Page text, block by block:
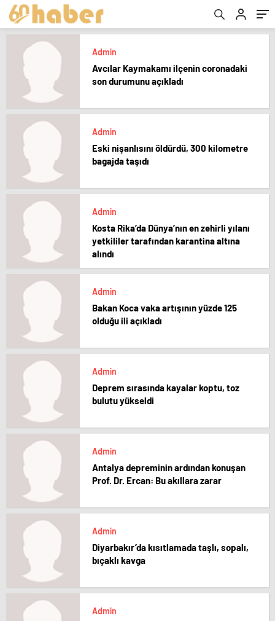
Admin
Avcılar Kaymakamı ilçenin coronadaki
son durumunu açıkladı
Admin
Eski nişanlısını öldürdü, 300 kilometre
bagajda taşıdı
Admin
Kosta Rika’da Dünya’nın en zehirli yılanı
yetkililer tarafından karantina altına
alındı
Admin
Bakan Koca vaka artışının yüzde 125
olduğu ili açıkladı
Admin
Deprem sırasında kayalar koptu, toz
bulutu yükseldi
Admin
Antalya depreminin ardından konuşan
Prof. Dr. Ercan: Bu akıllara zarar
Admin
Diyarbakır’da kısıtlamada taşlı, sopalı,
bıçaklı kavga
Admin